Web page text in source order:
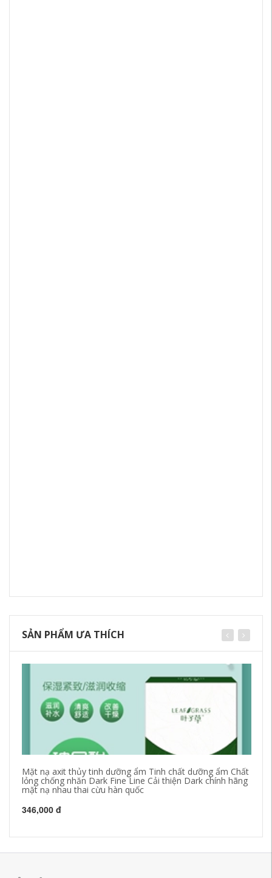
SẢN PHẨM ƯA THÍCH
Mặt nạ axit thủy tinh dưỡng ẩm Tinh chất dưỡng ẩm Chất
lỏng chống nhăn Dark Fine Line Cải thiện Dark chính hãng
mặt nạ nhau thai cừu hàn quốc
346,000 đ